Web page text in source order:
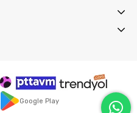
Google Play